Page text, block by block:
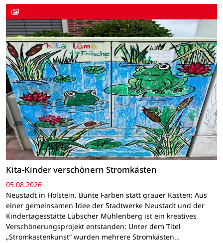
Kita-Kinder verschönern Stromkästen
05.08.2026
Neustadt in Holstein. Bunte Farben statt grauer Kästen: Aus
einer gemeinsamen Idee der Stadtwerke Neustadt und der
Kindertagesstätte Lübscher Mühlenberg ist ein kreatives
Verschönerungsprojekt entstanden: Unter dem Titel
„Stromkastenkunst“ wurden mehrere Stromkästen…